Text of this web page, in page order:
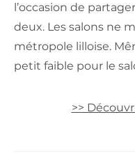
l’occasion de
deux. Les salons ne
métropole lilloise.
petit faible pour le
>>